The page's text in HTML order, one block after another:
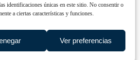
identificaciones únicas en este sitio. No consentir o
a ciertas características y funciones.
Ver preferencias